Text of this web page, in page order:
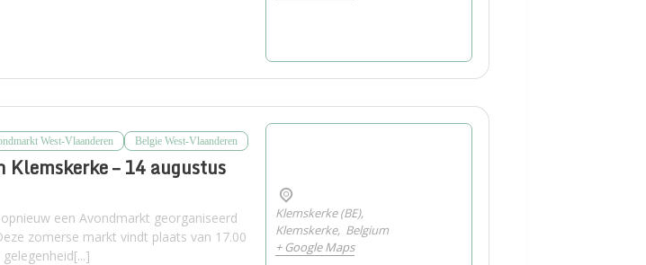
West-Vlaanderen Belgie West-Vlaanderen
– 14 augustus
een Avondmarkt georganiseerd
zomerse markt vindt plaats van 17.00
Klemskerke (BE),
Klemskerke, Belgium
+ Google Maps